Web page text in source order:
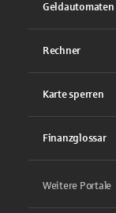
Geldautomaten
Rechner
Karte sperren
Finanzglossar
Weitere Portale